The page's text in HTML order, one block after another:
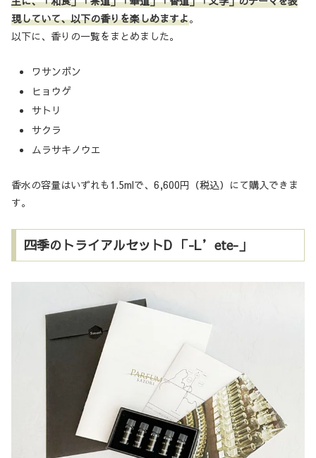
現していて、以下の香りを楽しめますよ。
以下に、香りの一覧をまとめました。
ワサンボン
ヒョウゲ
サトリ
サクラ
ムラサキノウエ
香水の容量はいずれも1.5mlで、6,600円（税込）にて購入できま
す。
四季のトライアルセットD 「-L’ete-」